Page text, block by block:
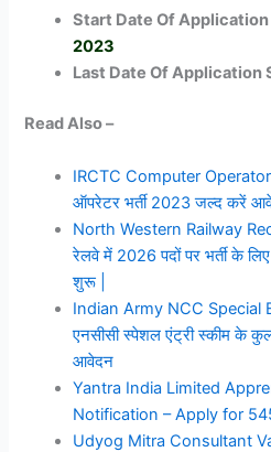
Start Date Of
2023
Last Date Of Application
Read Also –
IRCTC Computer
ऑपरेटर भर्ती 2023 जल्द करें
North Western Railway
रेलवे में 2026 पदों पर भर्ती के
शुरू |
Indian Army NCC Special
एनसीसी स्पेशल एंट्री स्कीम के कुल
आवेदन
Yantra India Limited
Notification – Apply for
Udyog Mitra Consultant